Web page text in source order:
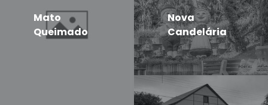
Mato
Queimado
Nova
Candelária